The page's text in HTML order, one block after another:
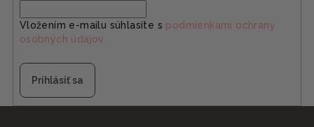
Vložením e-mailu súhlasíte s podmienkami ochrany
osobných údajov
Prihlásiť sa